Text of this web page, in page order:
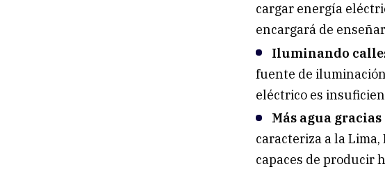
cargar energía
encargará de
Iluminando
fuente de
eléctrico es
Más agua
caracteriza a la
capaces de producir